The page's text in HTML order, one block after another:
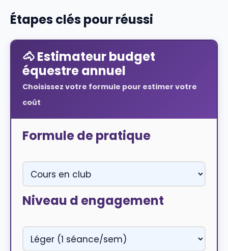
Étapes clés pour réussi
🐴 Estimateur budget
équestre annuel
Choisissez votre formule pour estimer votre
coût
Formule de pratique
Niveau d engagement